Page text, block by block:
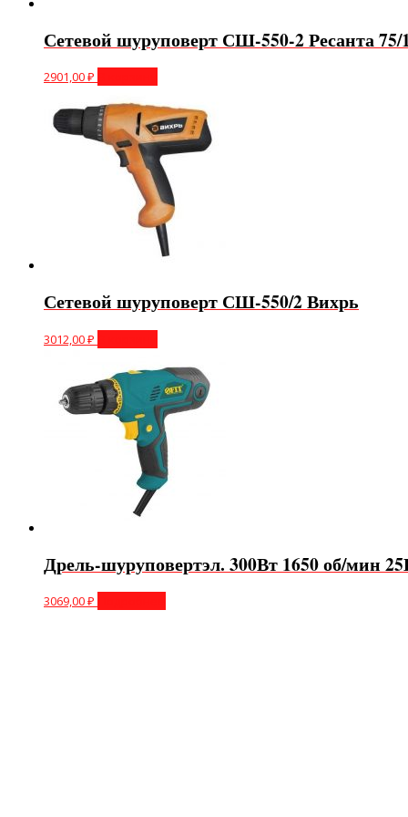
Сетевой шуруповерт СШ-550-2 Ресанта 75/
2901,00₽
Сетевой шуруповерт СШ-550/2 Вихрь
3012,00₽
Дрель-шуруповертэл. 300Вт 1650 об/мин
3069,00₽